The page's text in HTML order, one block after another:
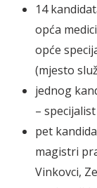
14
opća
opće
(mjesto
jednog
–
pet
magistri
Vinkovci,